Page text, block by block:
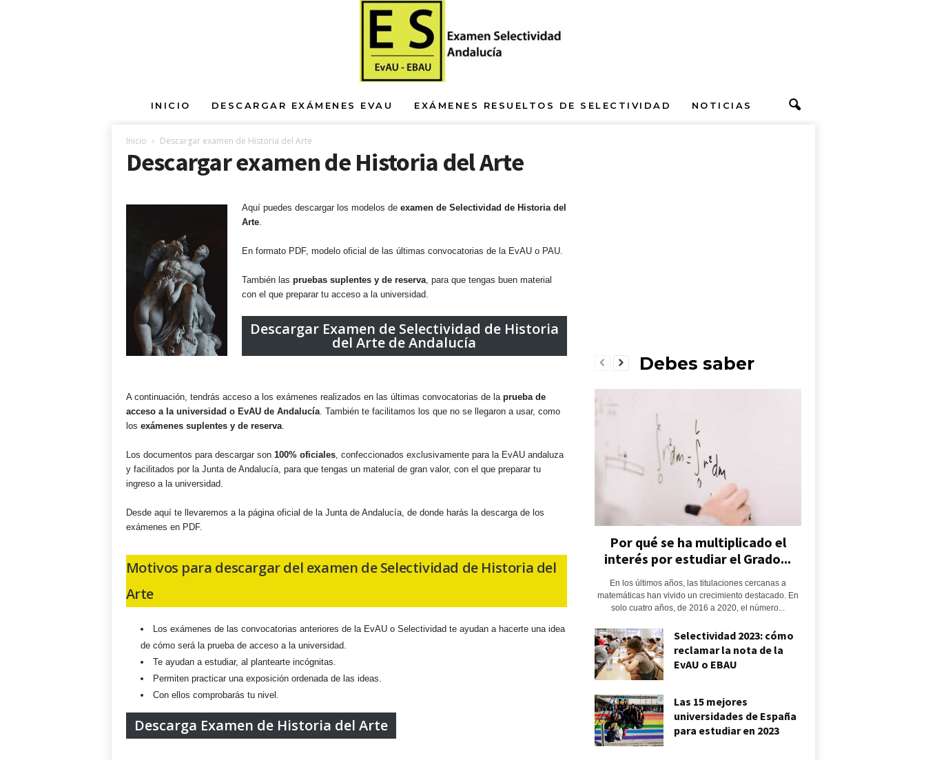
INICIO DESCARGAR EXÁMENES EVAU EXÁMENES RESUELTOS DE SELECTIVIDAD NOTICIAS
Inicio Descargar examen de Historia del Arte
Descargar examen de Historia del Arte
Aquí puedes descargar los modelos de examen de Selectividad de Historia del
Arte.
En formato PDF, modelo oficial de las últimas convocatorias de la EvAU o PAU.
También las pruebas suplentes y de reserva, para que tengas buen material
con el que preparar tu acceso a la universidad.
Descargar Examen de Selectividad de Historia
del Arte de Andalucía
A continuación, tendrás acceso a los exámenes realizados en las últimas convocatorias de la prueba de
acceso a la universidad o EvAU de Andalucía. También te facilitamos los que no se llegaron a usar, como
los exámenes suplentes y de reserva.
Los documentos para descargar son 100% oficiales, confeccionados exclusivamente para la EvAU andaluza
y facilitados por la Junta de Andalucía, para que tengas un material de gran valor, con el que preparar tu
ingreso a la universidad.
Desde aquí te llevaremos a la página oficial de la Junta de Andalucía, de donde harás la descarga de los
exámenes en PDF.
Motivos para descargar del examen de Selectividad de Historia del
Arte
Los exámenes de las convocatorias anteriores de la EvAU o Selectividad te ayudan a hacerte una idea
de cómo será la prueba de acceso a la universidad.
Te ayudan a estudiar, al plantearte incógnitas.
Permiten practicar una exposición ordenada de las ideas.
Con ellos comprobarás tu nivel.
Descarga Examen de Historia del Arte
Debes saber
Por qué se ha multiplicado el
interés por estudiar el Grado...
En los últimos años, las titulaciones cercanas a
matemáticas han vivido un crecimiento destacado. En
solo cuatro años, de 2016 a 2020, el número...
Selectividad 2023: cómo
reclamar la nota de la
EvAU o EBAU
Las 15 mejores
universidades de España
para estudiar en 2023